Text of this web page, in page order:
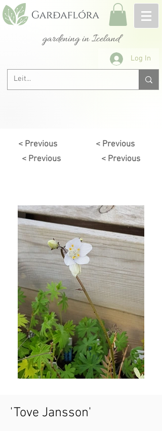
gardening in Iceland
Log In
< Previous
< Previous
< Previous
< Previous
'Tove Jansson'